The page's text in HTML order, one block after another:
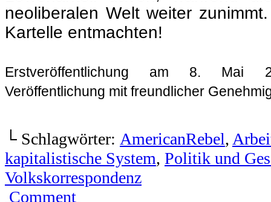
Veröffentlichung mit freundlicher
.
kapitalistische System,Politik und
Volkskorrespondenz
Mai18
on18. Mai 2022
Veröffentlicht in:Allgemein,Nico
Volkskorespondenz,